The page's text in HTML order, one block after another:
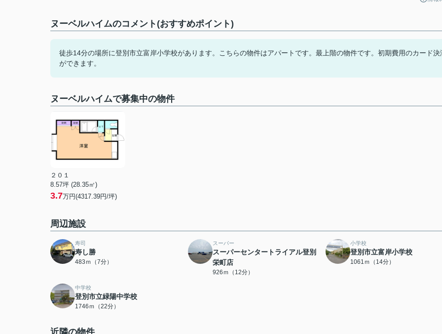
ヌーベルハイムのコメント(おすすめポイント)
徒歩14分の場所に登別市立富岸小学校があります。こちらの物件はアパートです。最上階の物件です。初期費用のカード決
ができます。
ヌーベルハイムで募集中の物件
２０１
8.57坪 (28.35㎡)
3.7万円(4317.39円/坪)
周辺施設
寿司
寿し勝
483ｍ（7分）
スーパー
スーパーセンタートライアル登別
栄町店
926ｍ（12分）
小学校
登別市立富岸小学校
1061ｍ（14分）
中学校
登別市立緑陽中学校
1746ｍ（22分）
近隣の物件